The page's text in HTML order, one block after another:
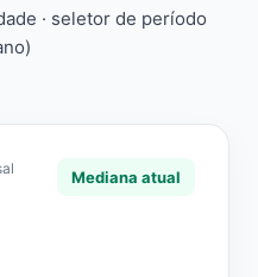
· seletor de período
Mediana atual